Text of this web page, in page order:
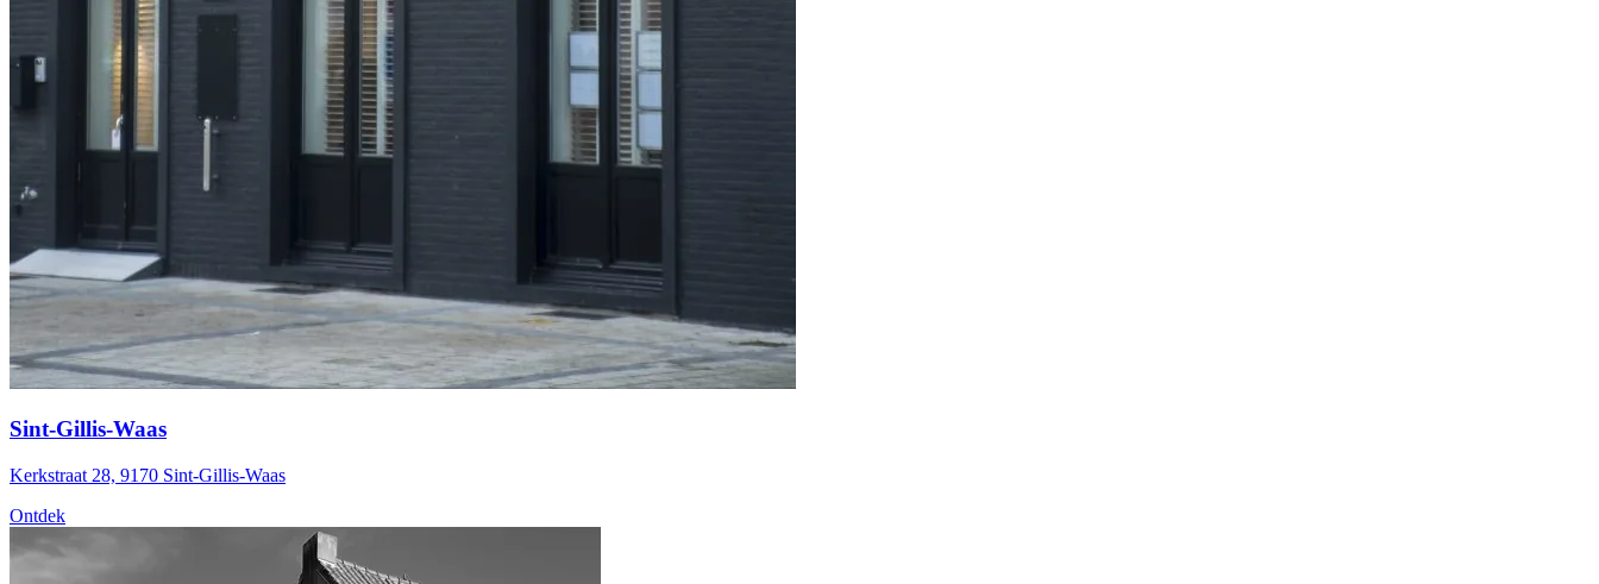
Sint-Gillis-Waas
Kerkstraat 28, 9170 Sint-Gillis-Waas
Ontdek